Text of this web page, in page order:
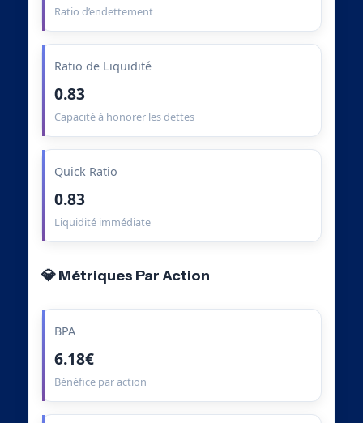
Ratio d’endettement
Ratio de Liquidité
0.83
Capacité à honorer les dettes
Quick Ratio
0.83
Liquidité immédiate
💎 Métriques Par Action
BPA
6.18€
Bénéfice par action